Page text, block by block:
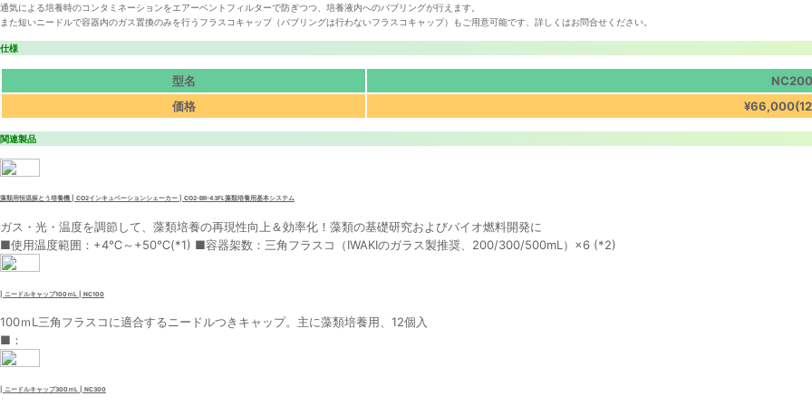
通気による培養時のコンタミネーションをエアーベントフィルターで防ぎつつ、培養液内へのバブリングが行えます。
また短いニードルで容器内のガス置換のみを行うフラスコキャップ（バブリングは行わないフラスコキャップ）もご用意可能です、詳しくはお問合せください。
仕様
型名
NC200
価格
¥66,000(12
関連製品
藻類用恒温振とう培養機 | CO2インキュベーションシェーカー | CO2-BR-43FL藻類培養用基本システム
ガス・光・温度を調節して、藻類培養の再現性向上＆効率化！藻類の基礎研究およびバイオ燃料開発に
■使用温度範囲：+4℃～+50℃(*1) ■容器架数：三角フラスコ（IWAKIのガラス製推奨、200/300/500mL）×6 (*2)
| ニードルキャップ100ｍL | NC100
100ｍL三角フラスコに適合するニードルつきキャップ。主に藻類培養用、12個入
■：
| ニードルキャップ300ｍL | NC300